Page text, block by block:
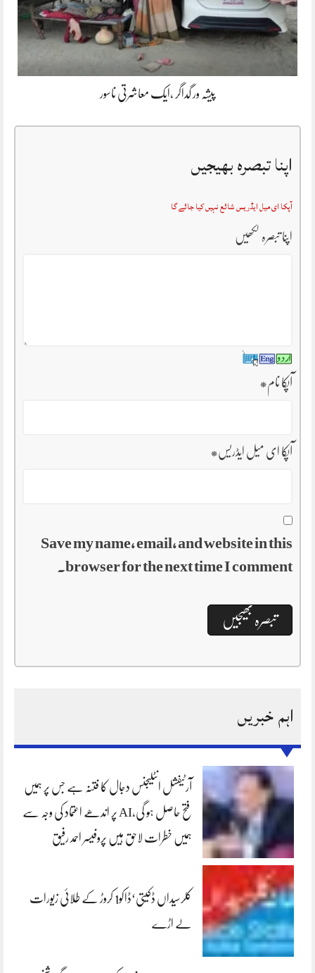
پیشہ ور گداگر ،ایک معاشرتی ناسور
اپنا تبصرہ بھیجیں
آپکا ای میل ایڈریس شائع نہیں کیا جائے گا
اپنا تبصرہ لکھیں
آپکا نام*
آپکا ای میل ایڈریس*
Save my name, email, and website in this
browser for the next time I comment.
اہم خبریں
آرٹیفشل انٹلیجنس دجال کا فتنہ ہے جس پر ہمیں
فتح حاصل ہو گی،AI پر اندھے اعتماد کی وجہ سے
ہمیں خطرات لاحق ہیں پروفیسر احمد رفیق
کلرسیداں ڈکیتی‘ڈاکو1 کروڑ کے طلائی زیورات
لے اڑے